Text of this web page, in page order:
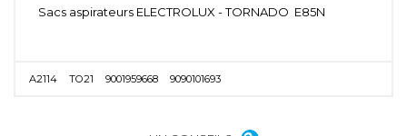
Sacs aspirateurs ELECTROLUX - TORNADO E85N
A2114 TO21 9001959668 9090101693